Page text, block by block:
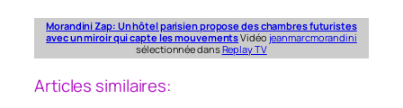
Morandini Zap: Un hôtel parisien propose des chambres futuristes
avec un miroir qui capte les mouvementsVidéo jeanmarcmorandini
sélectionnée dansReplay TV
Articles similaires: